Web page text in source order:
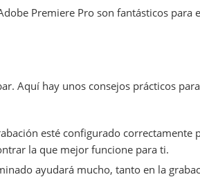
Premiere Pro son fantásticos para
Aquí hay unos consejos prácticos
esté configurado correctamente
la que mejor funcione para ti.
ayudará mucho, tanto en la